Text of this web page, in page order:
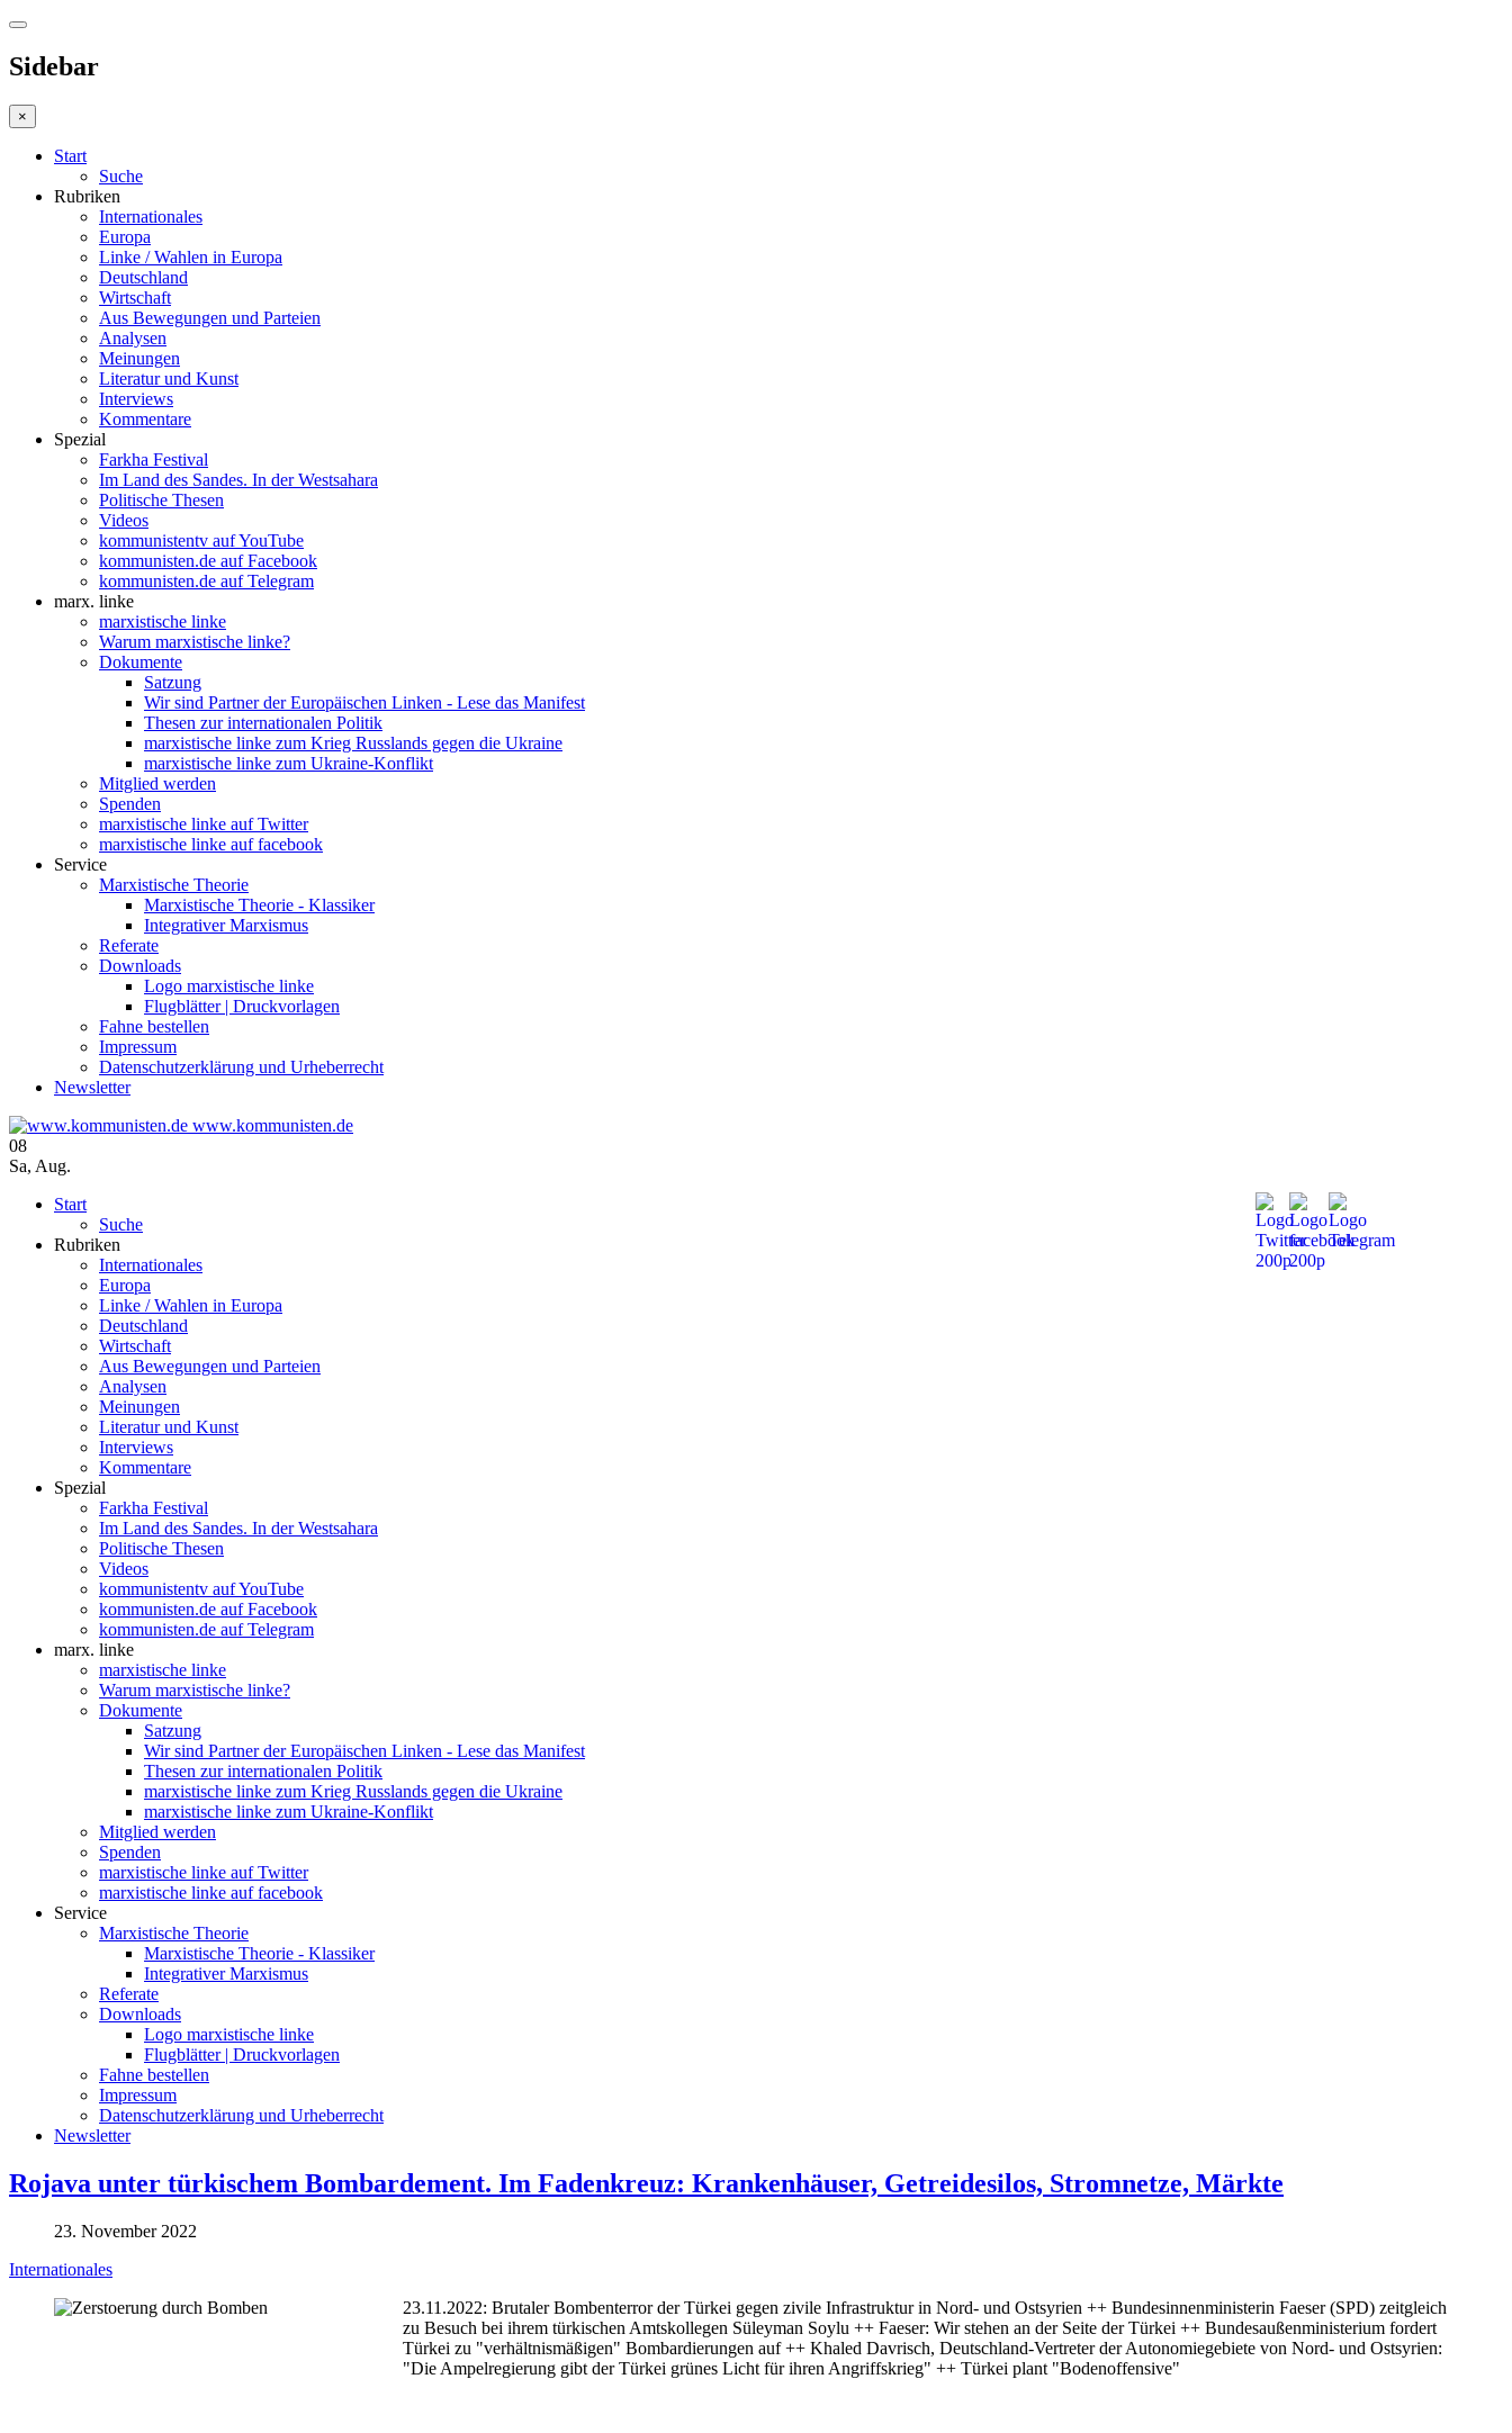
Sidebar
×
Start
Suche
Rubriken
Internationales
Europa
Linke / Wahlen in Europa
Deutschland
Wirtschaft
Aus Bewegungen und Parteien
Analysen
Meinungen
Literatur und Kunst
Interviews
Kommentare
Spezial
Farkha Festival
Im Land des Sandes. In der Westsahara
Politische Thesen
Videos
kommunistentv auf YouTube
kommunisten.de auf Facebook
kommunisten.de auf Telegram
marx. linke
marxistische linke
Warum marxistische linke?
Dokumente
Satzung
Wir sind Partner der Europäischen Linken - Lese das Manifest
Thesen zur internationalen Politik
marxistische linke zum Krieg Russlands gegen die Ukraine
marxistische linke zum Ukraine-Konflikt
Mitglied werden
Spenden
marxistische linke auf Twitter
marxistische linke auf facebook
Service
Marxistische Theorie
Marxistische Theorie - Klassiker
Integrativer Marxismus
Referate
Downloads
Logo marxistische linke
Flugblätter | Druckvorlagen
Fahne bestellen
Impressum
Datenschutzerklärung und Urheberrecht
Newsletter
www.kommunisten.de
08
Sa, Aug.
Start
Suche
Rubriken
Internationales
Europa
Linke / Wahlen in Europa
Deutschland
Wirtschaft
Aus Bewegungen und Parteien
Analysen
Meinungen
Literatur und Kunst
Interviews
Kommentare
Spezial
Farkha Festival
Im Land des Sandes. In der Westsahara
Politische Thesen
Videos
kommunistentv auf YouTube
kommunisten.de auf Facebook
kommunisten.de auf Telegram
marx. linke
marxistische linke
Warum marxistische linke?
Dokumente
Satzung
Wir sind Partner der Europäischen Linken - Lese das Manifest
Thesen zur internationalen Politik
marxistische linke zum Krieg Russlands gegen die Ukraine
marxistische linke zum Ukraine-Konflikt
Mitglied werden
Spenden
marxistische linke auf Twitter
marxistische linke auf facebook
Service
Marxistische Theorie
Marxistische Theorie - Klassiker
Integrativer Marxismus
Referate
Downloads
Logo marxistische linke
Flugblätter | Druckvorlagen
Fahne bestellen
Impressum
Datenschutzerklärung und Urheberrecht
Newsletter
Rojava unter türkischem Bombardement. Im Fadenkreuz: Krankenhäuser, Getreidesilos, Stromnetze, Märkte
23. November 2022
Internationales
23.11.2022: Brutaler Bombenterror der Türkei gegen zivile Infrastruktur in Nord- und Ostsyrien ++ Bundesinnenministerin Faeser (SPD) zeitgleich
zu Besuch bei ihrem türkischen Amtskollegen Süleyman Soylu ++ Faeser: Wir stehen an der Seite der Türkei ++ Bundesaußenministerium fordert
Türkei zu "verhältnismäßigen" Bombardierungen auf ++ Khaled Davrisch, Deutschland-Vertreter der Autonomiegebiete von Nord- und Ostsyrien:
"Die Ampelregierung gibt der Türkei grünes Licht für ihren Angriffskrieg" ++ Türkei plant "Bodenoffensive"